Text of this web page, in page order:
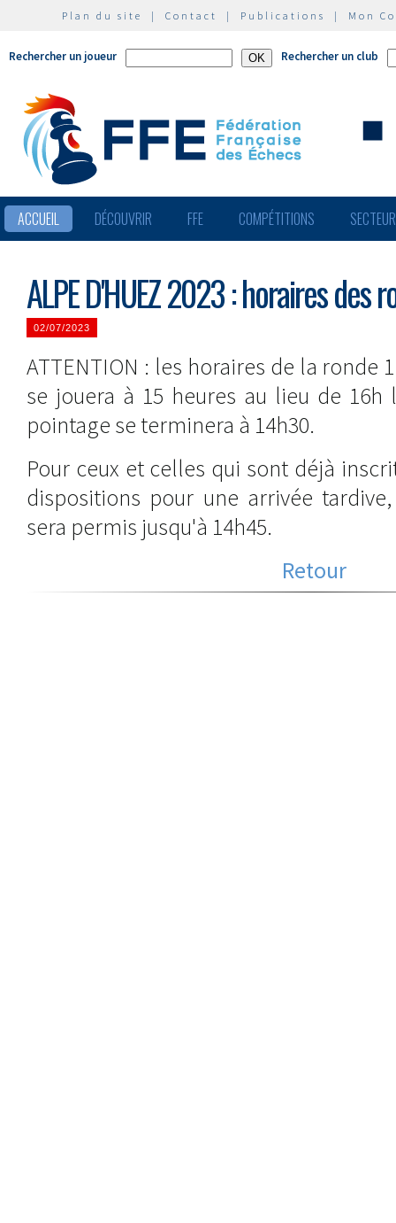
Plan du site | Contact | Publications | Mon
Rechercher un joueur Rechercher un club
ACCUEIL DÉCOUVRIR FFE COMPÉTITIONS
ALPE D'HUEZ 2023 : horaires des
02/07/2023
ATTENTION : les horaires de la ronde
se jouera à 15 heures au lieu de 16h
pointage se terminera à 14h30.
Pour ceux et celles qui sont déjà
dispositions pour une arrivée
sera permis jusqu'à 14h45.
Retour